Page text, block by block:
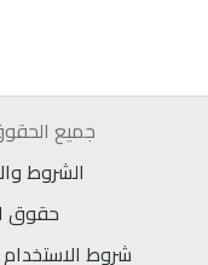
جميع
الشروط
حقوق
شروط الاستخدام